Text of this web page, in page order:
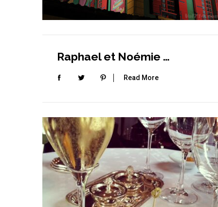
Raphael et Noémie …
Read More